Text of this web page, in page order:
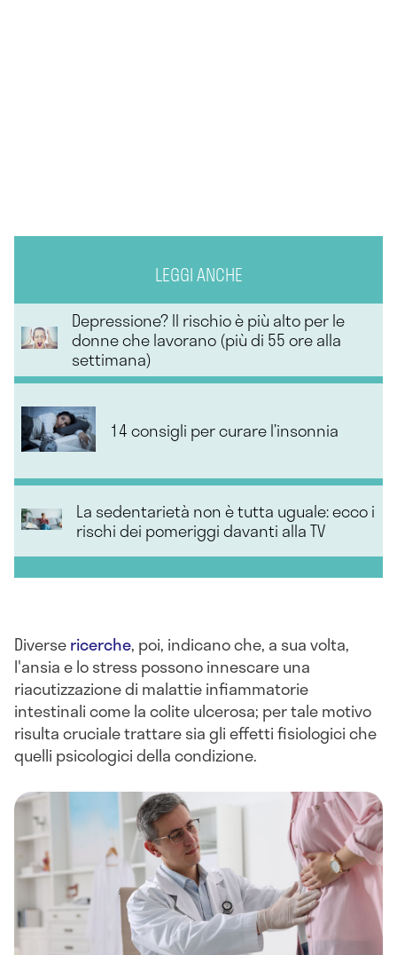
LEGGI ANCHE
Depressione? Il rischio è più alto per le
donne che lavorano (più di 55 ore alla
settimana)
14 consigli per curare l’insonnia
La sedentarietà non è tutta uguale: ecco i
rischi dei pomeriggi davanti alla TV
Diversericerche, poi, indicano che, a sua volta,
l'ansia e lo stress possono innescare una
riacutizzazione di malattie infiammatorie
intestinali come la colite ulcerosa; per tale motivo
risulta cruciale trattare sia gli effetti fisiologici che
quelli psicologici della condizione.